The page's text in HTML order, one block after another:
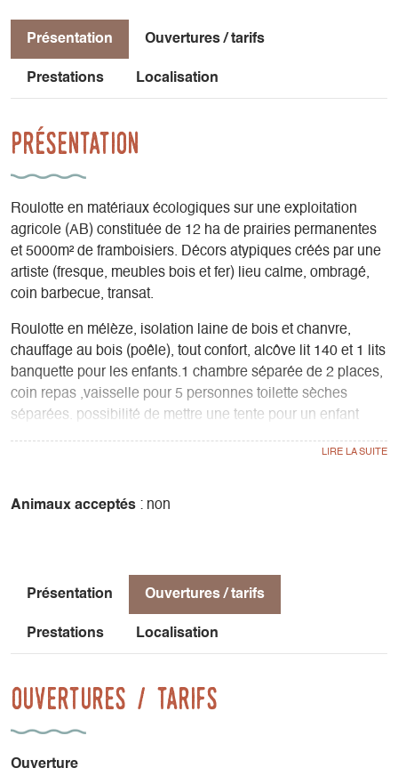
Présentation Ouvertures / tarifs
Prestations Localisation
Présentation
Roulotte en matériaux écologiques sur une exploitation
agricole (AB) constituée de 12 ha de prairies permanentes
et 5000m² de framboisiers. Décors atypiques créés par une
artiste (fresque, meubles bois et fer) lieu calme, ombragé,
coin barbecue, transat.
Roulotte en mélèze, isolation laine de bois et chanvre,
chauffage au bois (poêle), tout confort, alcôve lit 140 et 1 lits
banquette pour les enfants.1 chambre séparée de 2 places,
coin repas ,vaisselle pour 5 personnes toilette sèches
séparées. possibilité de mettre une tente pour un enfant
d'un petit-déjeuner, panier pique-nique, tartes salées tout à
Animaux acceptés : non
Présentation Ouvertures / tarifs
Prestations Localisation
Ouvertures / tarifs
Ouverture